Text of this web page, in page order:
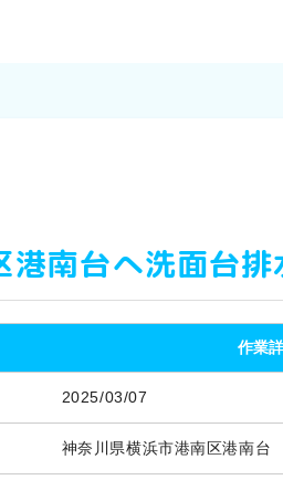
港南台へ洗面台
作業
2025/03/07
神奈川県横浜市港南区港南台